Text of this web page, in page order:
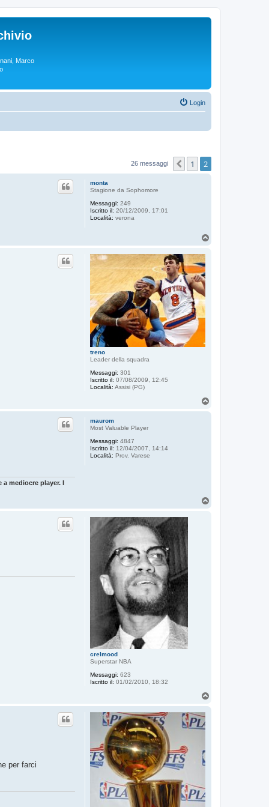
Marco
Login
26 messaggi Precedente
1 2
monta
Stagione da Sophomore
Messaggi: 249
Iscritto il: 20/12/2009, 17:01
Località: verona
treno
Leader della squadra
Messaggi: 301
Iscritto il: 07/08/2009, 12:45
Località: Assisi (PG)
maurom
Most Valuable Player
Messaggi: 4847
Iscritto il: 12/04/2007, 14:14
Località: Prov. Varese
mediocre player. I
crelmood
Superstar NBA
Messaggi: 623
Iscritto il: 01/02/2010, 18:32
per farci